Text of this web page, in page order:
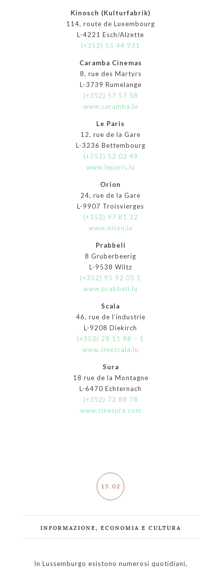
Kinosch (Kulturfabrik)
114, route de Luxembourg
L-4221 Esch/Alzette
(+352) 55 44 931
Caramba Cinemas
8, rue des Martyrs
L-3739 Rumelange
(+352) 57 57 58
www.caramba.lu
Le Paris
12, rue de la Gare
L-3236 Bettembourg
(+352) 52 02 49
www.leparis.lu
Orion
24, rue de la Gare
L-9907 Troisvierges
(+352) 97 81 32
www.orion.lu
Prabbeli
8 Gruberbeerig
L-9538 Wiltz
(+352) 95 92 05 1
www.prabbeli.lu
Scala
46, rue de l’industrie
L-9208 Diekirch
(+352) 28 11 98 – 1
www.cinescala.lu
Sura
18 rue de la Montagne
L-6470 Echternach
(+352) 72 88 78
www.cinesura.com
15.02
INFORMAZIONE, ECONOMIA E CULTURA
In Lussemburgo esistono numerosi quotidiani,